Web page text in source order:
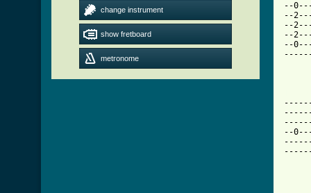
change instrument
show fretboard
metronome
--
--
--
--
--
--